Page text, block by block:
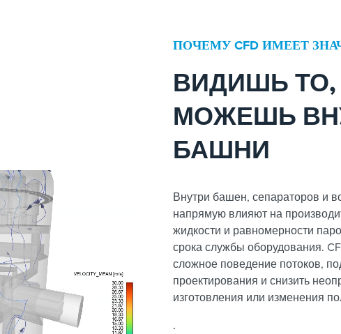
ПОЧЕМУ CFD ИМЕЕТ
ВИДИШЬ ТО,
МОЖЕШЬ
БАШНИ
Внутри башен, сепараторов и
напрямую влияют на
жидкости и равномерности
срока службы оборудования.
сложное поведение потоков,
проектирования и снизить
изготовления или изменения
.